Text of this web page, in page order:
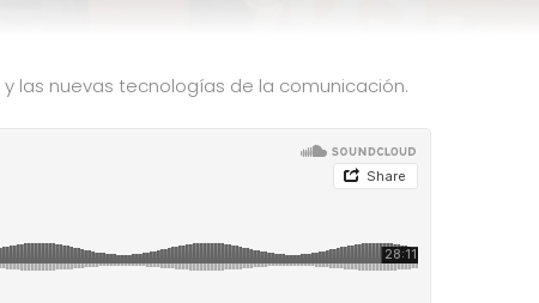
las nuevas tecnologías de la comunicación.